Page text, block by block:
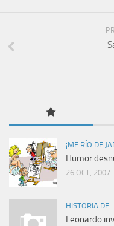
¡ME RÍO DE
Humor
26 OCT, 2007
HISTORIA DE...
Leonardo